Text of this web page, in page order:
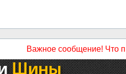
Важное сообщение! Что